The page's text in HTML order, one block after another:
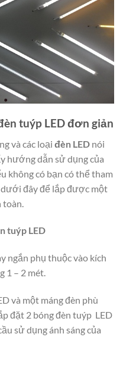
tuýp LED đơn giản
và các loại đèn LED nói
hướng dẫn sử dụng của
không có bạn có thể tham
dưới đây để lắp được một
tuýp LED
ngắn phụ thuộc vào kích
1 – 2 mét.
và một máng đèn phù
đặt 2 bóng đèn tuýp LED
sử dụng ánh sáng của